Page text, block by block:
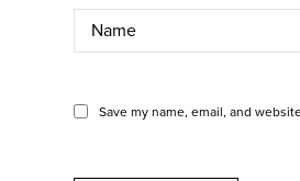
Save my name, email, and